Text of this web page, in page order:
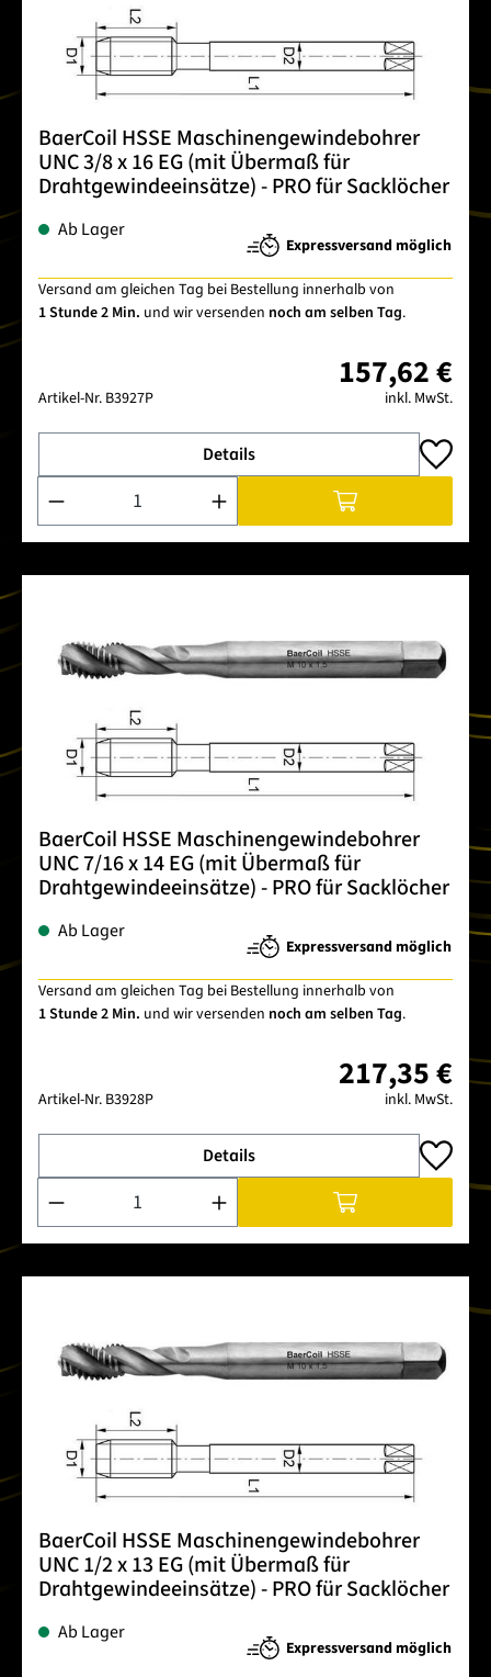
BaerCoil HSSE Maschinengewindebohrer
UNC 3/8 x 16 EG (mit Übermaß für
Drahtgewindeeinsätze) - PRO für Sacklöcher
Ab Lager
Expressversand möglich
Versand am gleichen Tag bei Bestellung innerhalb von
1 Stunde 2 Min. und wir versenden noch am selben Tag.
Artikel-Nr. B3927P
157,62 €
inkl. MwSt.
Details
Produkt Anzahl: Gib den gewünschten Wert ein oder
BaerCoil HSSE Maschinengewindebohrer
UNC 7/16 x 14 EG (mit Übermaß für
Drahtgewindeeinsätze) - PRO für Sacklöcher
Ab Lager
Expressversand möglich
Versand am gleichen Tag bei Bestellung innerhalb von
1 Stunde 2 Min. und wir versenden noch am selben Tag.
Artikel-Nr. B3928P
217,35 €
inkl. MwSt.
Details
Produkt Anzahl: Gib den gewünschten Wert ein oder
BaerCoil HSSE Maschinengewindebohrer
UNC 1/2 x 13 EG (mit Übermaß für
Drahtgewindeeinsätze) - PRO für Sacklöcher
Ab Lager
Expressversand möglich